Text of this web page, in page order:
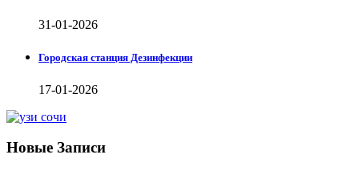
31-01-2026
Городская станция Дезинфекции
17-01-2026
Новые Записи